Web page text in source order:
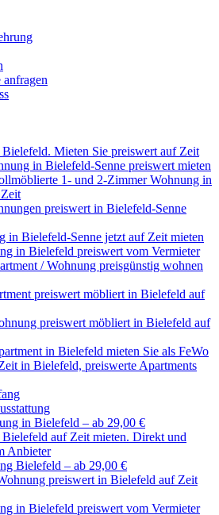
anfragen
Mieten Sie preiswert auf Zeit
in Bielefeld-Senne preiswert mieten
1- und 2-Zimmer Wohnung in
preiswert in Bielefeld-Senne
in Bielefeld-Senne jetzt auf Zeit mieten
in Bielefeld preiswert vom Vermieter
/ Wohnung preisgünstig wohnen
preiswert möbliert in Bielefeld auf
preiswert möbliert in Bielefeld auf
in Bielefeld mieten Sie als FeWo
in Bielefeld, preiswerte Apartments
in Bielefeld – ab 29,00 €
auf Zeit mieten. Direkt und
Anbieter
Bielefeld – ab 29,00 €
preiswert in Bielefeld auf Zeit
in Bielefeld preiswert vom Vermieter